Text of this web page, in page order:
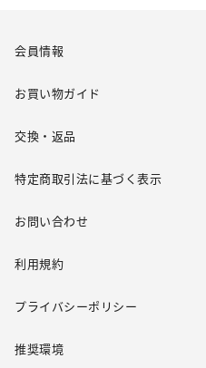
会員情報
お買い物ガイド
交換・返品
特定商取引法に基づく表示
お問い合わせ
利用規約
プライバシーポリシー
推奨環境